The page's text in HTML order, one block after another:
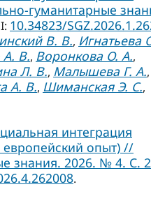
гуманитарные
10.34823/
В. В., Игнатьева
А. В., Воронкова О. А.,
Л. В., Малышева Г. А.,
А. В., Шиманская Э. С.,
интеграция
опыт) //
знания. 2026. № 4. С.
.